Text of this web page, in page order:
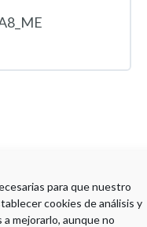
para que nuestro
cookies de análisis y
mejorarlo, aunque no